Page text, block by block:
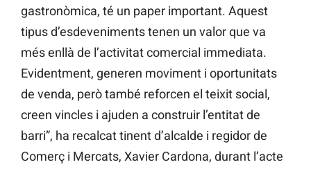
gastronòmica, té un paper important. Aquest
tipus d’esdeveniments tenen un valor que va
més enllà de l’activitat comercial immediata.
Evidentment, generen moviment i oportunitats
de venda, però també reforcen el teixit social,
creen vincles i ajuden a construir l’entitat de
barri”, ha recalcat tinent d’alcalde i regidor de
Comerç i Mercats, Xavier Cardona, durant l’acte